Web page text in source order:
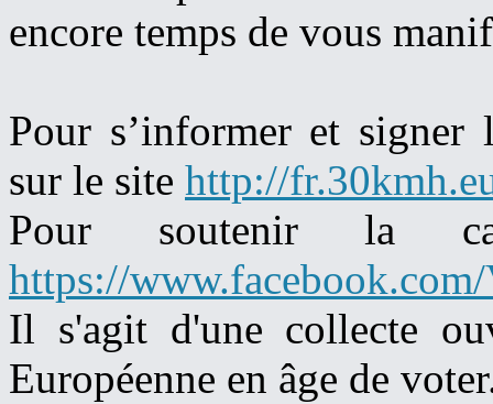
encore temps de vous
Pour s’informer et
sur le site http://
Pour soutenir la
https://
Il s'agit d'une collecte
Européenne en âge de